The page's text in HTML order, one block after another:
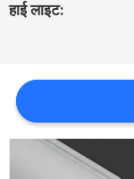
संपर्क
समाचार
हाई लाइट: